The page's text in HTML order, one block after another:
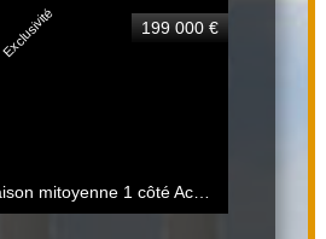
Exclusivité 199 000 €
Maison mitoyenne 1 côté Achicourt